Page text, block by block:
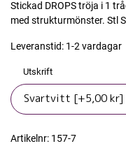
Stickad DROPS tröja i 1
med strukturmönster. Stl
Leveranstid: 1-2 vardagar
Utskrift
Artikelnr: 157-7